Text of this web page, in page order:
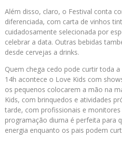
Além disso, claro, o Festival conta
diferenciada, com carta de vinhos
cuidadosamente selecionada por
celebrar a data. Outras bebidas
desde cervejas a drinks.
Quem chega cedo pode curtir toda
14h acontece o Love Kids com
os pequenos colocarem a mão na
Kids, com brinquedos e atividades
tarde, com profissionais e monitores
programação diurna é perfeita para
energia enquanto os pais podem